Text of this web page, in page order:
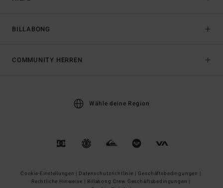
BILLABONG
COMMUNITY HERREN
Wähle deine Region
Cookie-Einstellungen | Datenschutzrichtlinie | Geschäftsbedingungen |
Rechtliche Hinweise | Billabong Crew Geschäftsbedingungen |